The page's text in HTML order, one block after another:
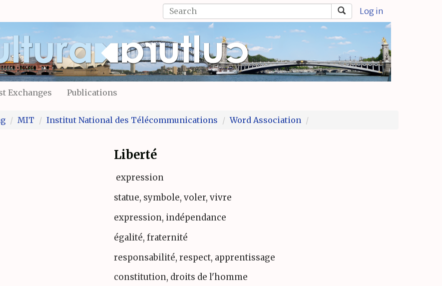
Log in
Search
form
Search
Exchanges Publications
MIT Institut National des Télécommunications Word Association
Liberté
expression
statue, symbole, voler, vivre
expression, indépendance
égalité, fraternité
responsabilité, respect, apprentissage
constitution, droits de l'homme